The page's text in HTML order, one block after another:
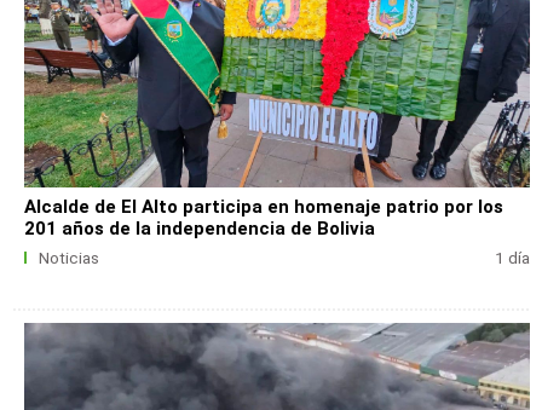
Alcalde de El Alto participa en homenaje patrio por los
201 años de la independencia de Bolivia
Noticias 1 día